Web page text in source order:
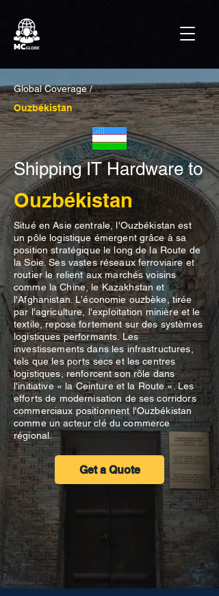
Global Coverage /
Ouzbékistan
Shipping IT Hardware to
Ouzbékistan
Situé en Asie centrale, l'Ouzbékistan est
un pôle logistique émergent grâce à sa
position stratégique le long de la Route de
la Soie. Ses vastes réseaux ferroviaire et
routier le relient aux marchés voisins
comme la Chine, le Kazakhstan et
l'Afghanistan. L'économie ouzbèke, tirée
par l'agriculture, l'exploitation minière et le
textile, repose fortement sur des systèmes
logistiques performants. Les
investissements dans les infrastructures,
tels que les ports secs et les centres
logistiques, renforcent son rôle dans
l'initiative « la Ceinture et la Route ». Les
efforts de modernisation de ses corridors
commerciaux positionnent l'Ouzbékistan
comme un acteur clé du commerce
régional.
Get a Quote